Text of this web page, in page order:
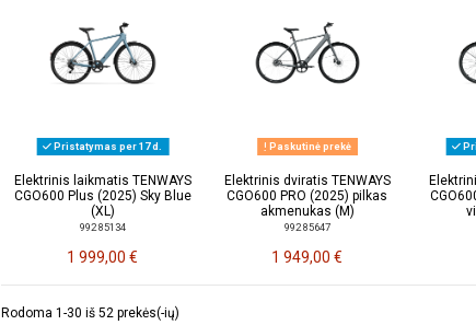
Pristatymas per 17 d.
Elektrinis laikmatis TENWAYS
CGO600 Plus (2025) Sky Blue
(XL)
992 85134
1 999,00 €
Paskutinė prekė
Elektrinis dviratis TENWAYS
CGO600 PRO (2025) pilkas
akmenukas (M)
992 85647
1 949,00 €
Rodoma 1-30 iš 52 prekės(-ių)